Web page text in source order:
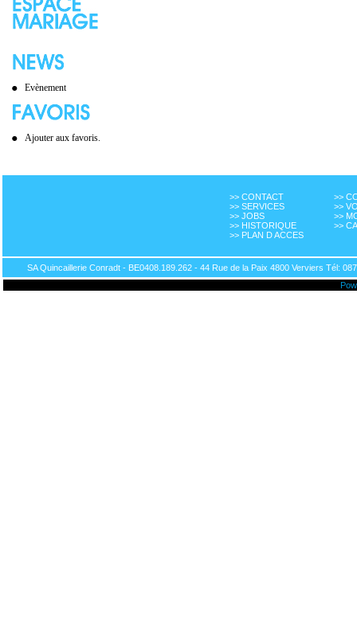
Evènement
Ajouter aux favoris.
>> CONTACT
>> SERVICES
>> JOBS
>> HISTORIQUE
>> PLAN D ACCES
>>
>>
>>
>>
SA Quincaillerie Conradt - BE0408.189.262 - 44 Rue de la Paix 4800 Verviers Tél: